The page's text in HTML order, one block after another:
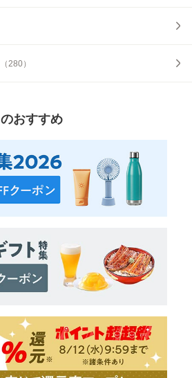
（280）
のおすすめ